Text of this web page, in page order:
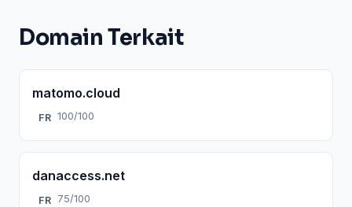
Domain Terkait
matomo.cloud
FR 100/100
danaccess.net
FR 75/100